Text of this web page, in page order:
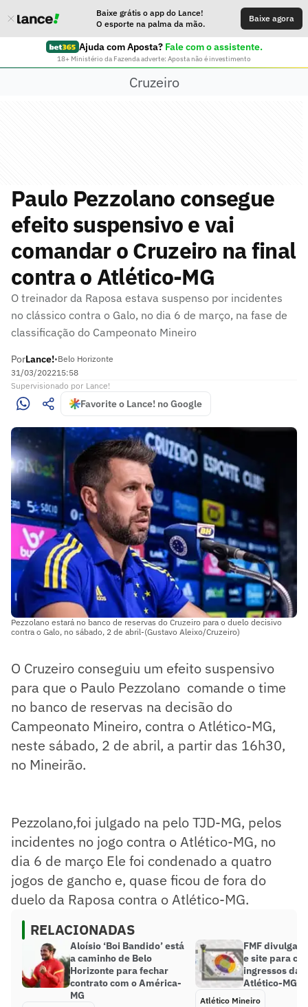
Baixe grátis o app do Lance!
O esporte na palma da mão.
Baixe agora
Ajuda com Aposta? Fale com o assistente.
18+ Ministério da Fazenda adverte: Aposta não é investimento
Cruzeiro
Paulo Pezzolano consegue
efeito suspensivo e vai
comandar o Cruzeiro na final
contra o Atlético-MG
O treinador da Raposa estava suspenso por incidentes
no clássico contra o Galo, no dia 6 de março, na fase de
classificação do Campeonato Mineiro
PorLance!•Belo Horizonte
31/03/202215:58
Supervisionado por Lance!
Favorite o Lance! no Google
Pezzolano estará no banco de reservas do Cruzeiro para o duelo decisivo
contra o Galo, no sábado, 2 de abril-(Gustavo Aleixo/Cruzeiro)
O Cruzeiro conseguiu um efeito suspensivo
para que o Paulo Pezzolano comande o time
no banco de reservas na decisão do
Campeonato Mineiro, contra o Atlético-MG,
neste sábado, 2 de abril, a partir das 16h30,
no Mineirão.
Pezzolano,foi julgado na pelo TJD-MG, pelos
incidentes no jogo contra o Atlético-MG, no
dia 6 de março Ele foi condenado a quatro
jogos de gancho e, quase ficou de fora do
duelo da Raposa contra o Atlético-MG.
RELACIONADAS
Aloísio ‘Boi Bandido’ está
a caminho de Belo
Horizonte para fechar
contrato com o América-
MG
FMF divulga
e site para
ingressos da
Atlético-MG e
Atlético Mineiro